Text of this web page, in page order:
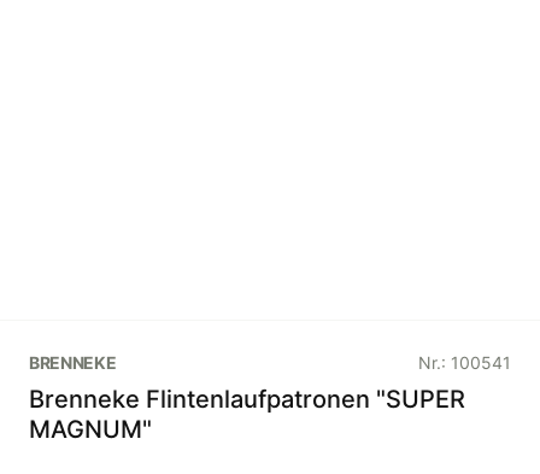
BRENNEKE Nr.: 100541
Brenneke Flintenlaufpatronen "SUPER
MAGNUM"